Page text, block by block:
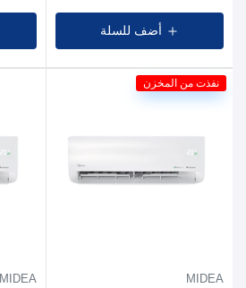
أضف للسلة
نفذت من المخزن
MIDEA
MIDEA